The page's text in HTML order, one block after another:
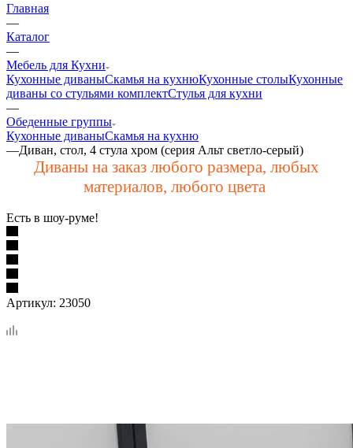
Главная
—
Каталог
—
Мебель для Кухни
Кухонные диваныСкамья на кухнюКухонные столыКухонные
диваны со стульями комплектСтулья для кухни
—
Обеденные группы
Кухонные диваныСкамья на кухню
—Диван, стол, 4 стула хром (серия Альт светло-серый)
Диваны на заказ любого размера, любых
материалов, любого цвета
Есть в шоу-руме!
Артикул: 23050